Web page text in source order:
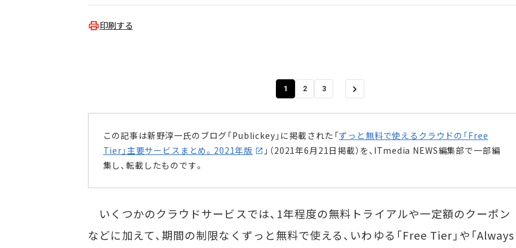
印刷する
1 2 3
この記事は新野淳一氏のブログ「Publickey」に掲載された「ずっと無料で使えるクラウドの「Free
Tier」主要サービスまとめ。2021年版
」（2021年6月21日掲載）を、ITmedia NEWS編集部で一部編
集し、転載したものです。
いくつかのクラウドサービスでは、1年程度の無料トライアルや一定額のクーポン
などに加えて、期間の制限なくずっと無料で使える、いわゆる「Free Tier」や「Always